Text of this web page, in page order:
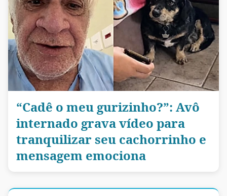
“Cadê o meu gurizinho?”: Avô
internado grava vídeo para
tranquilizar seu cachorrinho e
mensagem emociona